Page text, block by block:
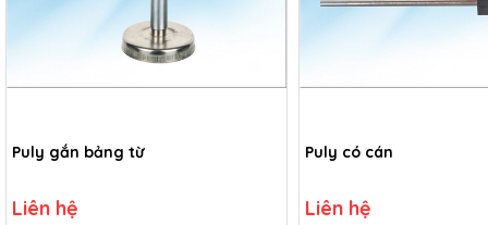
Puly gắn bảng từ
Liên hệ
Puly có cán
Liên hệ